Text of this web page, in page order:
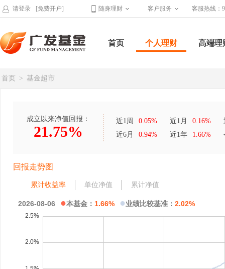
请登录 [免费开户] 随身理财 客户服务 客服热线：
首页 个人理财 高端理
首页 > 基金超市
成立以来净值回报：
21.75%
近1周 0.05% 近1月 0.16%
近6月
0.94% 近1年 1.66%
回报走势图
累计收益率 单位净值 累计净值
2026-08-06 ●本基金： 1.66% ●业绩比较基准： 2.02%